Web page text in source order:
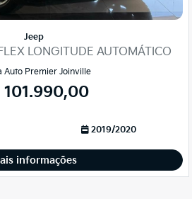
Jeep
LONGITUDE AUTOMÁTICO
Auto Premier Joinville
101.990,00
2019/2020
informações